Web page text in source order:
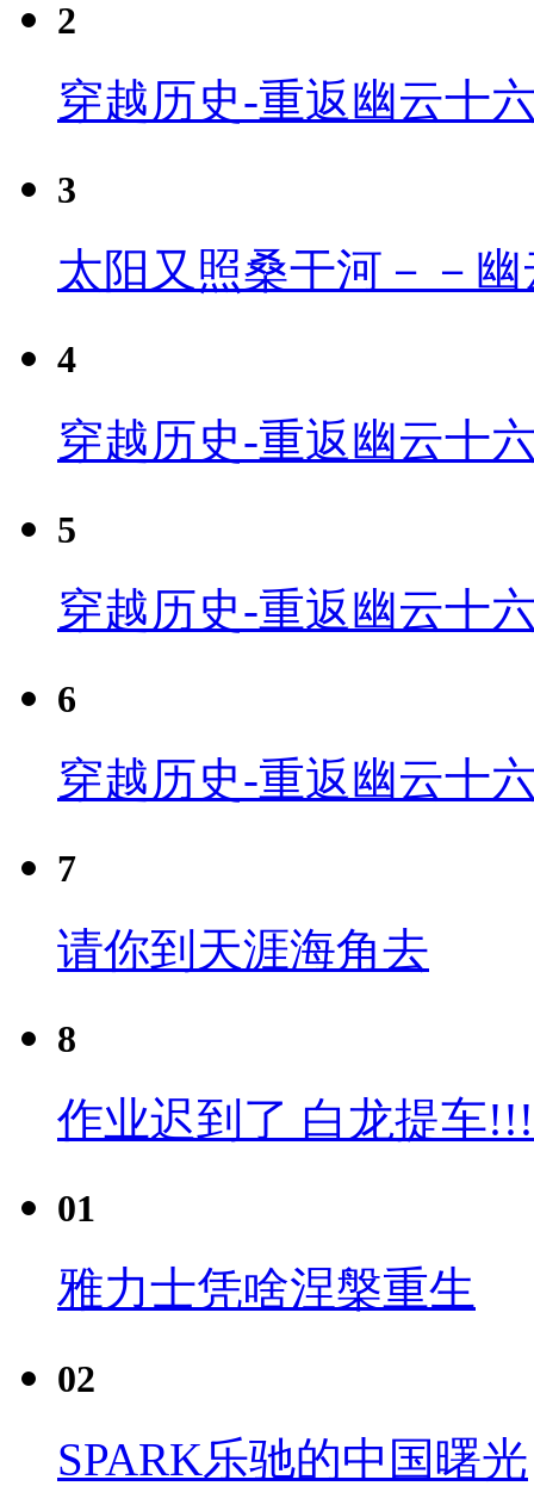
2
穿越历史-重返幽云十
3
太阳又照桑干河－－
4
穿越历史-重返幽云十
5
穿越历史-重返幽云十
6
穿越历史-重返幽云十
7
请你到天涯海角去
8
作业迟到了 白龙提车
01
雅力士凭啥涅槃重生
02
SPARK乐驰的中国曙光